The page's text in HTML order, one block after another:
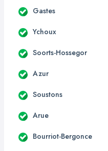
Gastes
Ychoux
Soorts-Hossegor
Azur
Soustons
Arue
Bourriot-Bergonce